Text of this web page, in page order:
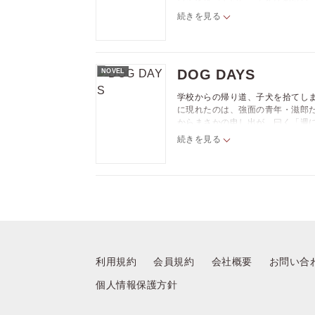
彼に憧れを抱くが、後日彼が宿
続きを見る
NOVEL DOG DAYS
学校からの帰り道、子犬を拾てし
に現れたのは、強面の青年・滋
からまさかの申し出が。曰く「週
る」と。不思議な交換条件に戸
続きを見る
利用規約 会員規約 会社概要 お問い合
個人情報保護方針